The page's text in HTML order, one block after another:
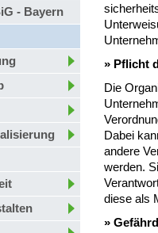
- Bayern
» Pflicht
Die
Dabei
andere
werden.
diese als
»